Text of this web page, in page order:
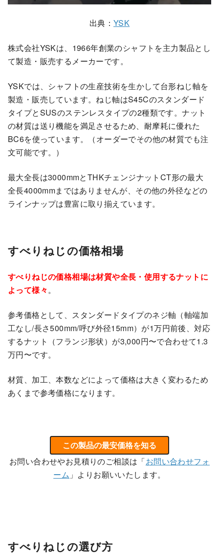
出典： YSK
株式会社YSKは、1966年創業のシャフトを主力製品とし
て製造・販売するメーカーです。
YSKでは、シャフトの生産技術を生かして台形ねじ軸を
製造・販売しています。ねじ軸はS45Cのスタンダード
タイプとSUSのステンレスタイプの2種類です。ナット
の材質は送り機能を満足させるため、耐摩耗に優れた
BC6を使っています。（オーダーでその他の材質でも注
文可能です。）
最大全長は3000mmとTHKチェンジナットCT形の最大
全長4000mmまではありませんが、その他の外径などの
ラインナップは豊富に取り揃えています。
すべりねじの価格相場
すべりねじの価格相場は材質や全長・使用するナットに
よって様々。
参考価格として、スタンダードタイプのネジ軸（軸端加
工なし/長さ500mm/呼び外径15mm）が1万円前後、対応
するナット（フランジ形状）が3,000円〜で合わせて1.3
万円〜です。
材質、加工、本数などによって価格は大きく変わるため
あくまで参考価格になります。
この製品の最安価格を知る
お問い合わせやお見積りのご相談は「お問い合わせフォ
ーム 」よりお願いいたします。
すべりねじの選び方